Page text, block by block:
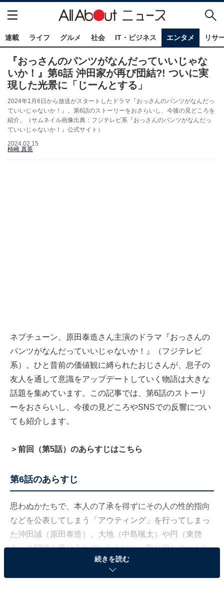
連載 ライフ グルメ 社会 IT・ビジネス エンタメ リサ
『おっさんのパンツがなんだっていいじゃな
いか！』第6話 沖田家が再び団結?! ついに実
現した光景に「じーんとする」
2024年1月6日から放送がスタートしたドラマ『おっさんのパンツがなんだっ
ていいじゃないか！』。第6話のストーリーをおさらいし、今後の見どころを
紹介。（サムネイル画像出典：フジテレビ系『おっさんのパンツがなんだっ
ていいじゃないか！』公式サイト）
2024.02.15
柿崎 真英
ネプチューン、原田泰造さん主演のドラマ『おっさんの
パンツがなんだっていいじゃないか！』（フジテレビ
系）。ひと昔前の価値観に縛られたおじさんが、息子の
友人を通して意識をアップデートしていく物語は大きな
話題を集めています。この記事では、第6話のストーリ
ーをおさらいし、今後の見どころやSNSでの反響につい
ても紹介します。
＞前回（第5話）のあらすじはこちら
第6話のあらすじ
思わぬかたちで、本人の了承を得ずにその人の性的指向
などを公表してしまう「アウティング」を行ってしまっ
た沖田誠（原田泰造）。大地（中島颯太）や円（東啓
介）の関係を受け入れていただけに、取り返しのつかな
いことをしてしまったと落ち込みます。そんな誠に対
し、「アウティングを知らなかったのなら、2度と同じ
続きを読む